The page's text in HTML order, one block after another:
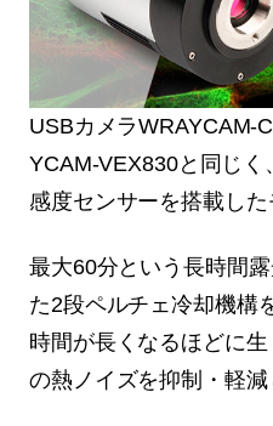
USBカメラWRAYCAM-
YCAM-VEX830と同じ
感度センサーを搭載した
最大60分という長時間
た2段ペルチェ冷却機構
時間が長くなるほどに
の熱ノイズを抑制・軽減